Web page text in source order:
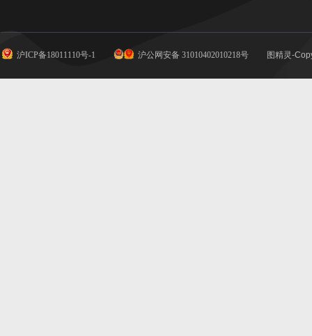
沪ICP备18011110号-1 沪公网安备 31010402010218号 图精灵-